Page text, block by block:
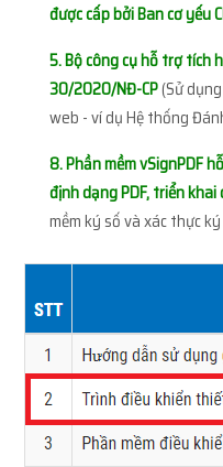
được cấp bởi Ban cơ yếu
5. Bộ công cụ hỗ trợ tích
30/2020/NĐ-CP(Sử
web - ví dụ Hệ thống
8. Phần mềm vSignPDF
định dạng PDF, triển
mềm ký số và xác thực